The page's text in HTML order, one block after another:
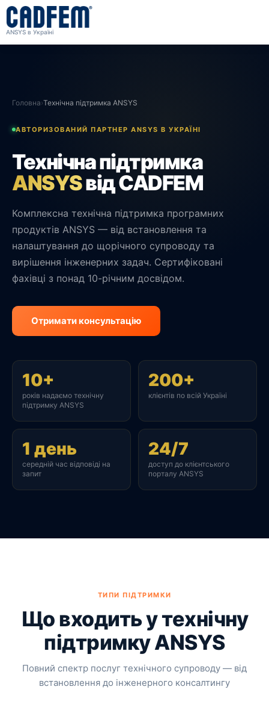
ANSYS в Україні
Головна›Технічна підтримка ANSYS
АВТОРИЗОВАНИЙ ПАРТНЕР ANSYS В УКРАЇНІ
Технічна підтримка
ANSYSвід CADFEM
Комплексна технічна підтримка програмних
продуктів ANSYS — від встановлення та
налаштування до щорічного супроводу та
вирішення інженерних задач. Сертифіковані
фахівці з понад 10-річним досвідом.
Отримати консультацію
10+
років надаємо технічну
підтримку ANSYS
200+
клієнтів по всій Україні
1 день
середній час відповіді на
запит
24/7
доступ до клієнтського
порталу ANSYS
ТИПИ ПІДТРИМКИ
Що входить у технічну
підтримку ANSYS
Повний спектр послуг технічного супроводу — від
встановлення до інженерного консалтингу